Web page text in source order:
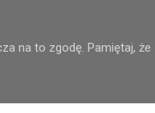
na to zgodę. Pamiętaj, że